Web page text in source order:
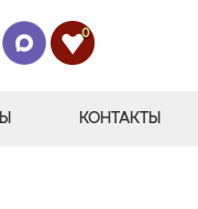
0
КОНТАКТЫ